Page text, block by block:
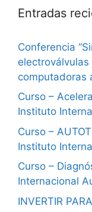
Entradas
Conferencia
computadoras
Curso –
Instituto
Curso –
Instituto
Curso –
Internacional
INVERTIR